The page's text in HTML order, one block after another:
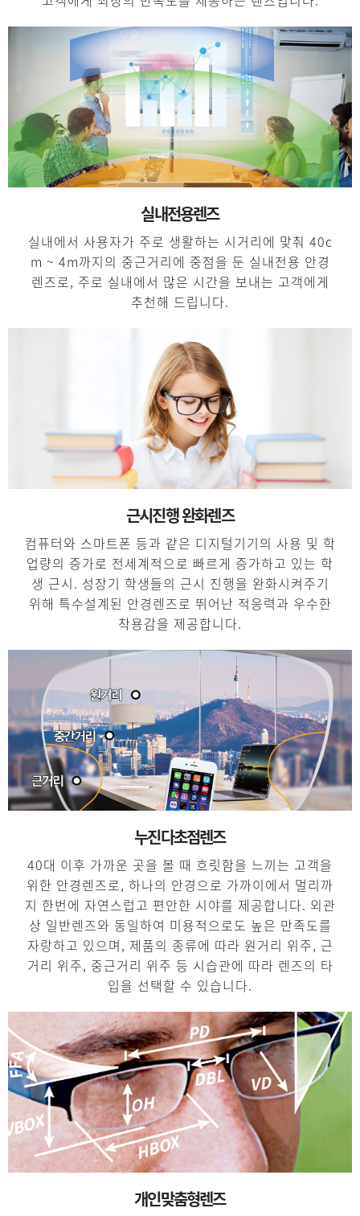
실내전용렌즈
실내에서 사용자가 주로 생활하는 시거리에 맞춰 40c
m ~ 4m까지의 중근거리에 중점을 둔 실내전용 안경
렌즈로, 주로 실내에서 많은 시간을 보내는 고객에게
추천해 드립니다.
근시진행 완화렌즈
컴퓨터와 스마트폰 등과 같은 디지털기기의 사용 및 학
업량의 증가로 전세계적으로 빠르게 증가하고 있는 학
생 근시. 성장기 학생들의 근시 진행을 완화시켜주기
위해 특수설계된 안경렌즈로 뛰어난 적응력과 우수한
착용감을 제공합니다.
누진다초점렌즈
40대 이후 가까운 곳을 볼 때 흐릿함을 느끼는 고객을
위한 안경렌즈로, 하나의 안경으로 가까이에서 멀리까
지 한번에 자연스럽고 편안한 시야를 제공합니다. 외관
상 일반렌즈와 동일하여 미용적으로도 높은 만족도를
자랑하고 있으며, 제품의 종류에 따라 원거리 위주, 근
거리 위주, 중근거리 위주 등 시습관에 따라 렌즈의 타
입을 선택할 수 있습니다.
개인맞춤형렌즈